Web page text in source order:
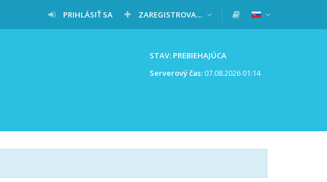
PRIHLÁSIŤ SA ZAREGISTROVAŤ SA
STAV: PREBIEHAJÚCA
Serverový čas:07.08.2026 01:14